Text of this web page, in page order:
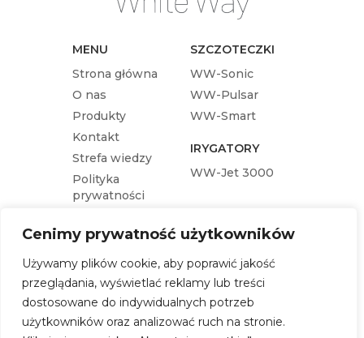
Cenimy prywatność użytkowników
Używamy plików cookie, aby poprawić jakość
przeglądania, wyświetlać reklamy lub treści
dostosowane do indywidualnych potrzeb
użytkowników oraz analizować ruch na stronie.
MENU
Strona główna
O nas
Produkty
Kontakt
Strefa wiedzy
Polityka
prywatności
SZCZOTECZKI
WW-Sonic
WW-Pulsar
WW-Smart
IRYGATORY
WW-Jet 3000
KOŃCÓWKI
Końcówka wymienna WW-Sonic
Końcówka wymienna WW-Jet 3000
Końcówka wymienna WW-Smart